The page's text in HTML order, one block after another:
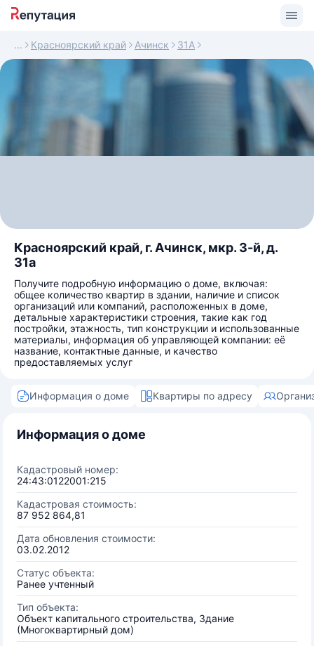
Красноярский край Ачинск 31А
Красноярский край, г. Ачинск, мкр. 3-й, д.
31а
Получите подробную информацию о доме, включая:
общее количество квартир в здании, наличие и список
организаций или компаний, расположенных в доме,
детальные характеристики строения, такие как год
постройки, этажность, тип конструкции и использованные
материалы, информация об управляющей компании: её
название, контактные данные, и качество
предоставляемых услуг
Информация о доме Квартиры по адресу
Информация о доме
Кадастровый номер:
24:43:0122001:215
Кадастровая стоимость:
87 952 864,81
Дата обновления стоимости:
03.02.2012
Статус объекта:
Ранее учтенный
Тип объекта:
Объект капитального строительства, Здание
(Многоквартирный дом)